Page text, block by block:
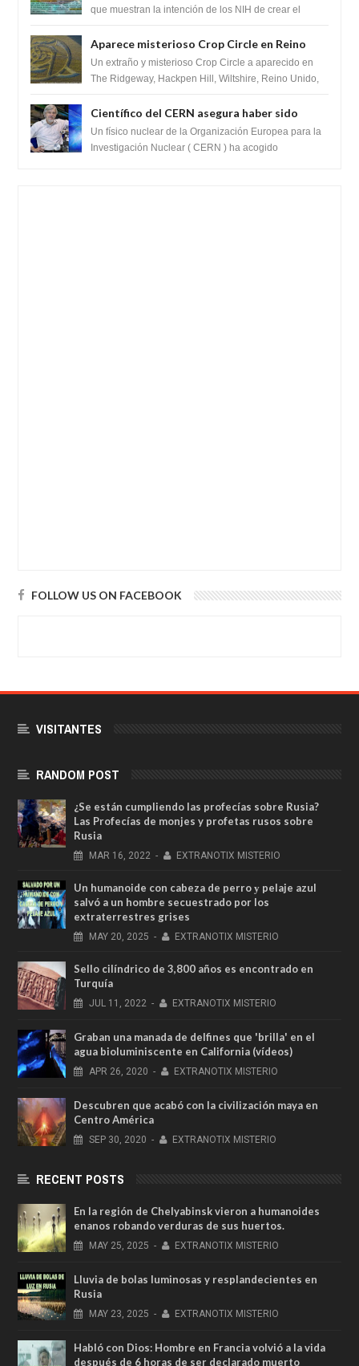
SARS-CoV-2, utilizando la investigación de
que muestran la intención de los NIH de crear el
Aparece misterioso Crop Circle en Reino
Unido 23 de junio 2016
Un extraño y misterioso Crop Circle a aparecido en
The Ridgeway, Hackpen Hill, Wiltshire, Reino Unido,
Científico del CERN asegura haber sido
ayudado por seres de luz durante una
prueba del Colisionador de Hadrones
Un físico nuclear de la Organización Europea para la
Investigación Nuclear ( CERN ) ha acogido
FOLLOW US ON FACEBOOK
VISITANTES
RANDOM POST
¿Se están cumpliendo las profecías sobre Rusia?
Las Profecías de monjes y profetas rusos sobre
Rusia
MAR 16, 2022 - EXTRANOTIX MISTERIO
Un humanoide con cabeza de perro у pelaje azul
salvó a un hombre secuestrado por los
extraterrestres grises
MAY 20, 2025 - EXTRANOTIX MISTERIO
Sello cilíndrico de 3,800 años es encontrado en
Turquía
JUL 11, 2022 - EXTRANOTIX MISTERIO
Graban una manada de delfines que 'brilla' en el
agua bioluminiscente en California (vídeos)
APR 26, 2020 - EXTRANOTIX MISTERIO
Descubren que acabó con la civilización maya en
Centro América
SEP 30, 2020 - EXTRANOTIX MISTERIO
RECENT POSTS
En la región de Chelyabinsk vieron a humanoides
enanos robando verduras de sus huertos.
MAY 25, 2025 - EXTRANOTIX MISTERIO
Lluvia de bolas luminosas y resplandecientes en
Rusia
MAY 23, 2025 - EXTRANOTIX MISTERIO
Habló con Dios: Hombre en Francia volvió a la vida
después de 6 horas de ser declarado muerto